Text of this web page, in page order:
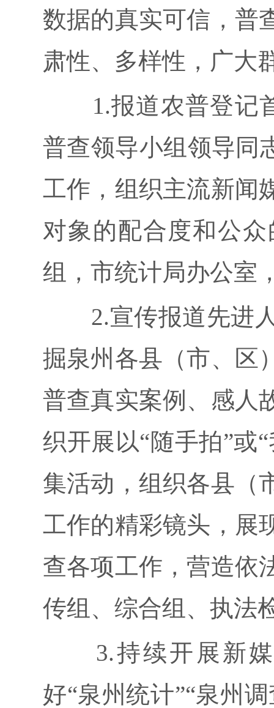
数据的真实可信，普
肃性、多样性，广大
1.报道农普登记首
普查领导小组领导同
工作，组织主流新闻
对象的配合度和公
组，市统计局办公室
2.宣传报道先进人
掘泉州各县（市、区
普查真实案例、感人
织开展以“随手拍”或
集活动，组织各县（
工作的精彩镜头，展
查各项工作，营造依
传组、综合组、执法
3.持续开展新媒
好“泉州统计”“泉州